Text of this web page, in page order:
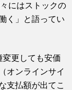
にはストックの
く」と語ってい
変更しても安価
オンラインサイ
支払額が出てこ